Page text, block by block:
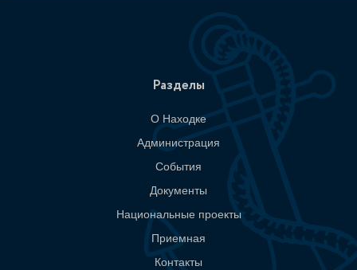
Разделы
О Находке
Администрация
События
Документы
Национальные проекты
Приемная
Контакты